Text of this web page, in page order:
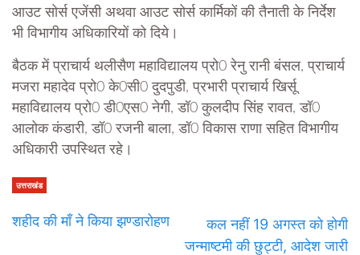
आउट सोर्स एजेंसी अथवा आउट सोर्स कार्मिकों की तैनाती के निर्देश
भी विभागीय अधिकारियों को दिये।
बैठक में प्राचार्य थलीसैण महाविद्यालय प्रो0 रेनु रानी बंसल, प्राचार्य
मजरा महादेव प्रो0 के0सी0 दुदपुडी, प्रभारी प्राचार्य खिर्सू
महाविद्यालय प्रो0 डी0एस0 नेगी, डॉ0 कुलदीप सिंह रावत, डॉ0
आलोक कंडारी, डॉ0 रजनी बाला, डॉ0 विकास राणा सहित विभागीय
अधिकारी उपस्थित रहे।
उत्तराखंड
शहीद की माँ ने किया झण्डारोहण
कल नहीं 19 अगस्त को होगी
जन्माष्टमी की छुट्टी, आदेश जारी